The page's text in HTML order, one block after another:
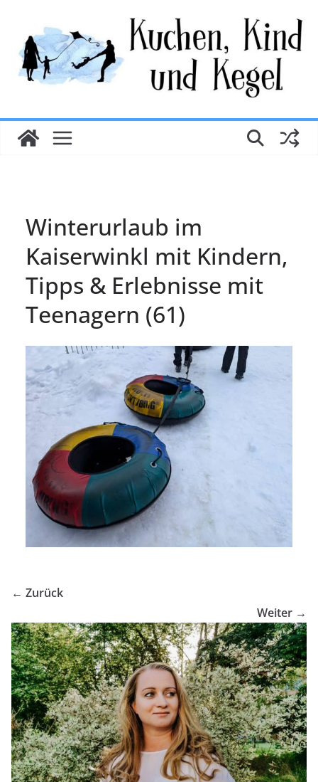
springen
Winterurlaub im
Kaiserwinkl mit Kindern,
Tipps & Erlebnisse mit
Teenagern (61)
← Zurück
Weiter →